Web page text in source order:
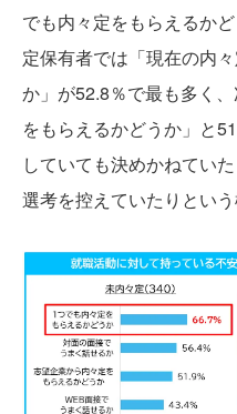
でも内々定をもらえるか
定保有者では「現在の内
か」が52.8％で最も多く
をもらえるかどうか」と
していても決めかねてい
選考を控えていたりという